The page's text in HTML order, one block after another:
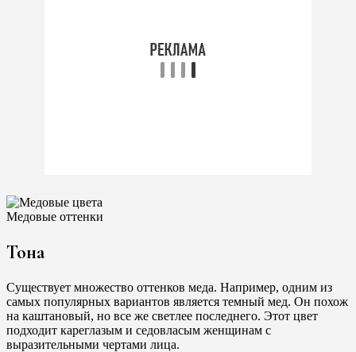
Медовые оттенки
Тона
Существует множество оттенков меда. Например, одним из
самых популярных вариантов является темный мед. Он похож
на каштановый, но все же светлее последнего. Этот цвет
подходит кареглазым и седовласым женщинам с
выразительными чертами лица.